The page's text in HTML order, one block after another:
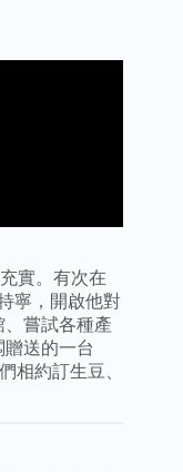
實。有次在
寧，開啟他對
、嘗試各種產
送的一台
相約訂生豆、